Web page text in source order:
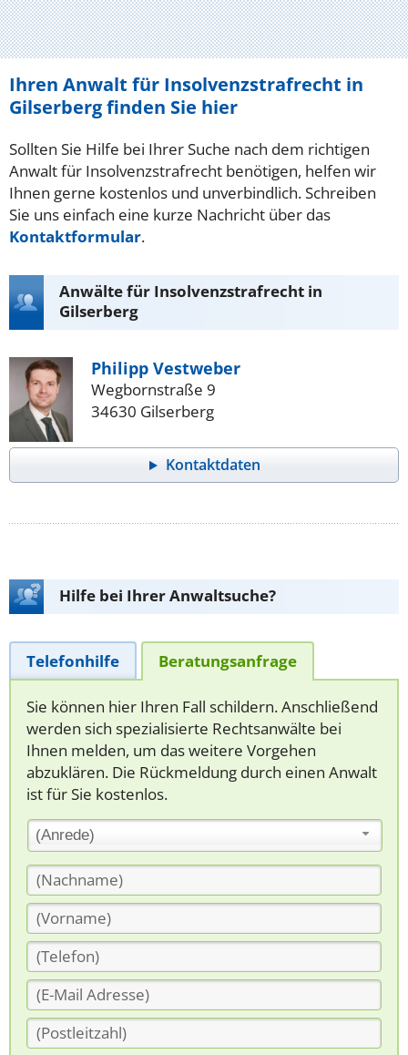
Ihren Anwalt für Insolvenzstrafrecht in
Gilserberg finden Sie hier
Sollten Sie Hilfe bei Ihrer Suche nach dem richtigen
Anwalt für Insolvenzstrafrecht benötigen, helfen wir
Ihnen gerne kostenlos und unverbindlich. Schreiben
Sie uns einfach eine kurze Nachricht über das
Kontaktformular.
Anwälte für Insolvenzstrafrecht in
Gilserberg
Philipp Vestweber
Wegbornstraße 9
34630 Gilserberg
Kontaktdaten
Hilfe bei Ihrer Anwaltsuche?
Telefonhilfe Beratungsanfrage
Sie können hier Ihren Fall schildern. Anschließend
werden sich spezialisierte Rechtsanwälte bei
Ihnen melden, um das weitere Vorgehen
abzuklären. Die Rückmeldung durch einen Anwalt
ist für Sie kostenlos.
(Anrede)